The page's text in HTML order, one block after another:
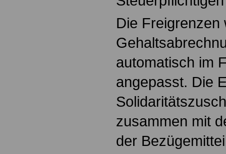
Die Freigrenzen
automatisch im
angepasst. Die
zusammen mit
der